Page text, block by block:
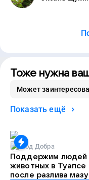
Тоже нужна
Может
Показать ещё
Код Добра
Поддержим людей
животных в Туапсе
после разлива